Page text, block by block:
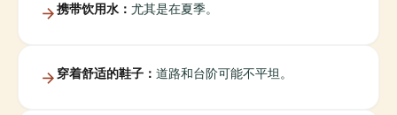
携带饮用水： 尤其是在夏季。
穿着舒适的鞋子： 道路和台阶可能不平坦。